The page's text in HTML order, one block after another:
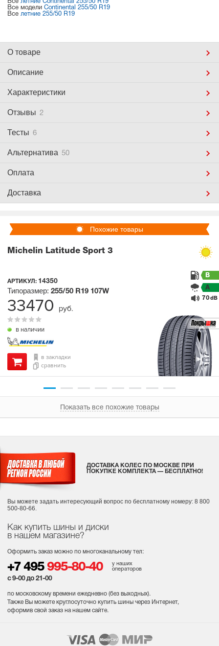
Все летние Continental 255/50 R19
Все модели Continental 255/50 R19
Все летние 255/50 R19
О товаре
Описание
Характеристики
Отзывы 2
Тесты 6
Альтернатива 50
Оплата
Доставка
Похожие товары
Michelin Latitude Sport 3
АРТИКУЛ: 14350
в наличии
Типоразмер: 255/50 R19 107W
B
A
70 dB
в закладки
сравнить
33470 руб.
Показать все похожие товары
Как купить шины и диски
в нашем магазине?
Оформить заказ можно по многоканальному тел:
+7 495 995-80-40
у наших
операторов
с 9-00 до 21-00
по московскому времени ежедневно (без выходных).
Также Вы можете круглосуточно купить шины через Интернет,
оформив свой заказ на нашем сайте.
ДОСТАВКА КОЛЕС ПО МОСКВЕ ПРИ
ПОКУПКЕ КОМПЛЕКТА — БЕСПЛАТНО!
Вы можете задать интересующий вопрос по бесплатному номеру: 8 800
500-80-66.